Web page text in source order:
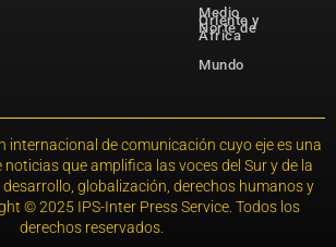
Medio
Oriente y
Norte de
África
Mundo
internacional de comunicación cuyo eje es una
que amplifica las voces del Sur y de la
globalización, derechos humanos y
© 2025 IPS-Inter Press Service. Todos los
derechos reservados.